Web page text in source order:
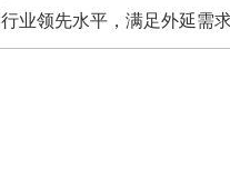
业领先水平，满足外延需